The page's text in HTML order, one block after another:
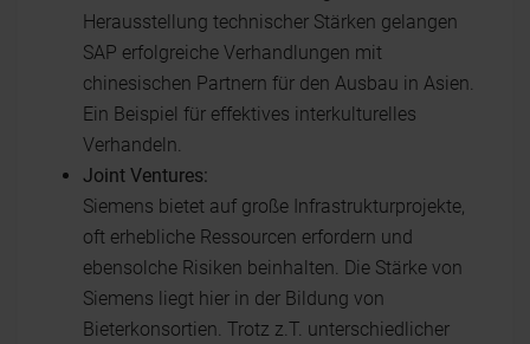
Herausstellung technischer Stärken gelangen
SAP erfolgreiche Verhandlungen mit
chinesischen Partnern für den Ausbau in Asien.
Ein Beispiel für effektives interkulturelles
Verhandeln.
Joint Ventures:
Siemens bietet auf große Infrastrukturprojekte,
oft erhebliche Ressourcen erfordern und
ebensolche Risiken beinhalten. Die Stärke von
Siemens liegt hier in der Bildung von
Bieterkonsortien. Trotz z.T. unterschiedlicher